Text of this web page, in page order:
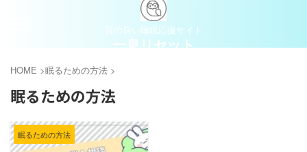
質の良い睡眠応援サイト
一息リセット
HOME >眠るための方法 >
眠るための方法
眠るための方法